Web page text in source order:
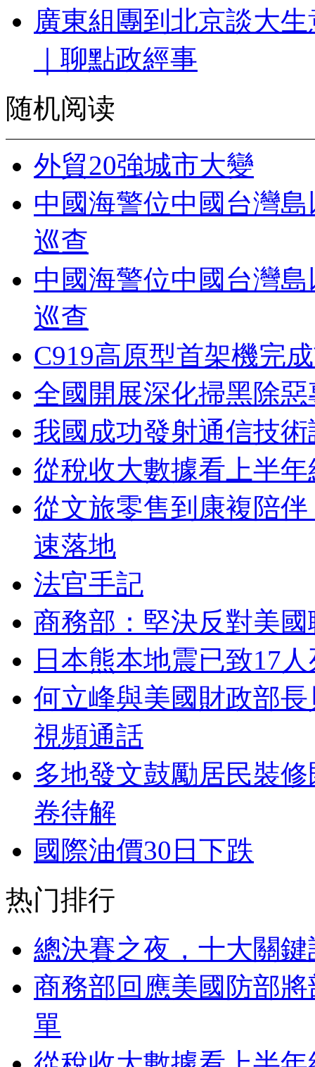
廣東組團到北京談大
｜聊點政經事
随机阅读
外貿20強城市大變
中國海警位中國台灣
巡查
中國海警位中國台灣
巡查
C919高原型首架機完
全國開展深化掃黑除
我國成功發射通信技
從稅收大數據看上半
從文旅零售到康複陪
速落地
法官手記
商務部：堅決反對美
日本熊本地震已致17
何立峰與美國財政部
視頻通話
多地發文鼓勵居民裝
卷待解
國際油價30日下跌
热门排行
總決賽之夜，十大關
商務部回應美國防部
單